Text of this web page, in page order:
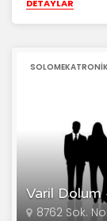
DETAYLAR
Varil
8762 Sok.